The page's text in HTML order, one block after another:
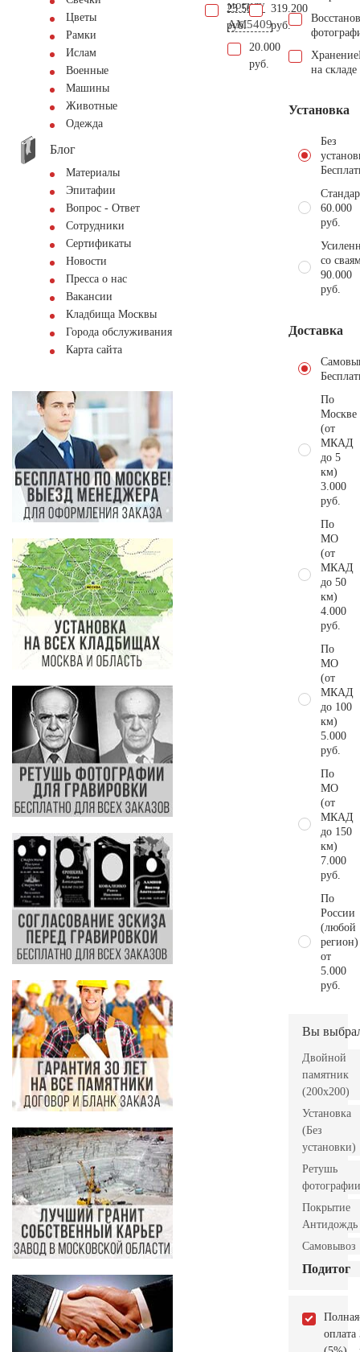
Цветы
Рамки
Ислам
Военные
Машины
Животные
Одежда
Блог
Материалы
Эпитафии
Вопрос - Ответ
Сотрудники
Сертификаты
Новости
Пресса о нас
Вакансии
Кладбища Москвы
Города обслуживания
Карта сайта
23.500
руб.
могилу
AM5409
20.000
руб.
319.200
руб.
Хранение
на складе
Установка
Без
60.000
руб.
со
90.000
руб.
Доставка
По
Москве
(от
МКАД
до 5
км)
3.000
руб.
По
МО
(от
МКАД
до 50
км)
4.000
руб.
По
МО
(от
МКАД
до 100
км)
5.000
руб.
По
МО
(от
МКАД
до 150
км)
7.000
руб.
По
России
(любой
регион)
от
5.000
руб.
Вы
Двойной
памятник
(200х200)
Установка
(Без
установки)
Ретушь
фотографии
Покрытие
Антидождь
Самовывоз
Подитог
Полная
оплата